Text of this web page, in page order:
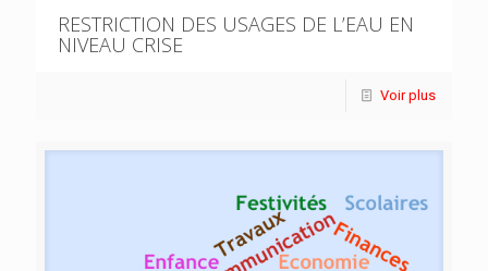
RESTRICTION DES USAGES DE L’EAU EN
NIVEAU CRISE
Voir plus